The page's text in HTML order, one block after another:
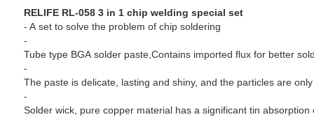
RELIFE RL-058 3 in 1 chip welding special set
- A set to solve the problem of chip soldering
-
Tube type BGA solder paste,Contains imported flux for better
-
The paste is delicate, lasting and shiny, and the particles are
-
Solder wick, pure copper material has a significant tin